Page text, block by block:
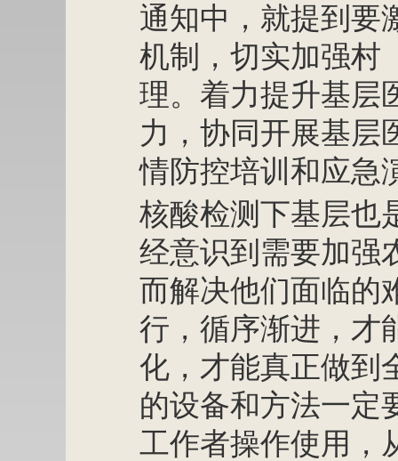
通知中，就提到要
机制，切实加强村
理。着力提升基层
力，协同开展基层
情防控培训和应急
核酸检测下基层也
经意识到需要加强
而解决他们面临的
行，循序渐进，才
化，才能真正做到
的设备和方法一定
工作者操作使用，